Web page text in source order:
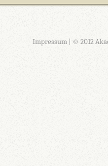
Impressum| © 2012